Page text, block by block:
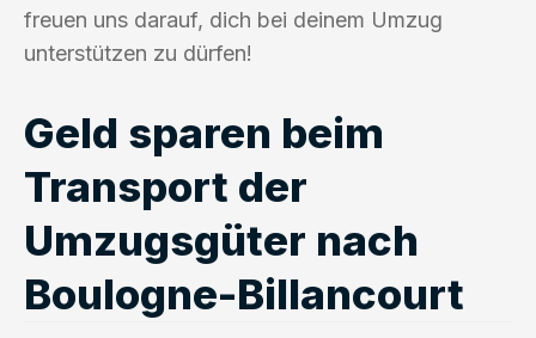
freuen uns darauf, dich bei deinem Umzug
unterstützen zu dürfen!
Geld sparen beim
Transport der
Umzugsgüter nach
Boulogne-Billancourt